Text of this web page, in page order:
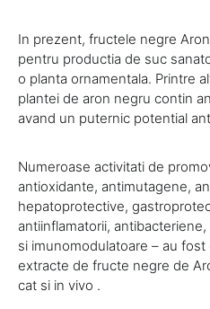
In prezent, fructele negre
pentru productia de suc
o planta ornamentala. Printre
plantei de aron negru contin
avand un puternic potential
Numeroase activitati de
antioxidante, antimutagene,
hepatoprotective,
antiinflamatorii,
si imunomodulatoare – au
extracte de fructe negre de
cat si in vivo .